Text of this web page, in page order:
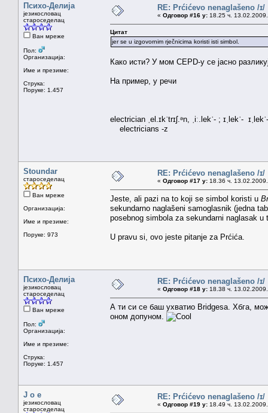
Психо-Делија
језикословац
староседелац
Ван мреже
Пол:
Организација:
Име и презиме:
Струка:
Поруке: 1.457
RE: Prćićevo nenaglašeno /ɪ/
« Одговор #16 у: 18.25 ч.
Цитат
jer se u izgovornim rječnicima koristi isti simbol.
Како исти? У мом CEPD-у се јасно
На пример, у речи
electrician ˌel.ɪkˈtrɪʃ.ᵊn, ˌiː.lekˈ- ; ɪˌlekˈ-
electricians -z
Stoundar
староседелац
Ван мреже
Организација:
Име и презиме:
Поруке: 973
RE: Prćićevo nenaglašeno /ɪ/
« Одговор #17 у: 18.36 ч.
Jeste, ali pazi na to koji se simbol koristi u
sekundarno naglašeni samoglasnik (jedna
posebnog simbola za sekundarni naglasak u
U pravu si, ovo jeste pitanje za Prćića.
Психо-Делија
језикословац
староседелац
Ван мреже
Пол:
Организација:
Име и презиме:
Струка:
Поруке: 1.457
RE: Prćićevo nenaglašeno /ɪ/
« Одговор #18 у: 18.38 ч.
А ти си се баш ухватио Bridgesa. Хбга,
оном допуном.
J o e
језикословац
староседелац
RE: Prćićevo nenaglašeno /ɪ/
« Одговор #19 у: 18.49 ч.